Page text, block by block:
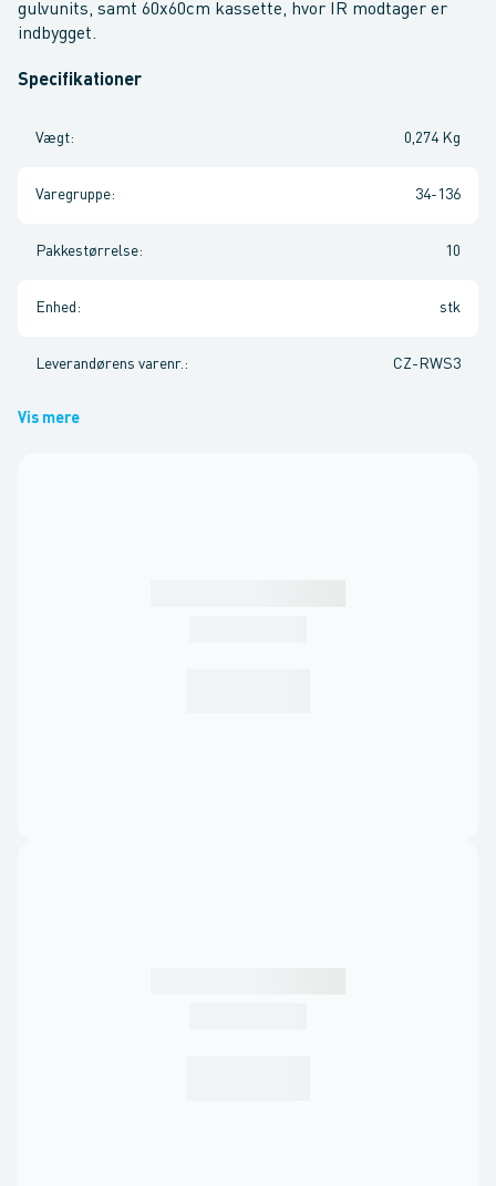
gulvunits, samt 60x60cm kassette, hvor IR modtager er
indbygget.
Specifikationer
Vægt: 0,274 Kg
Varegruppe: 34-136
Pakkestørrelse: 10
Enhed : stk
Leverandørens varenr. : CZ-RWS3
Vis mere